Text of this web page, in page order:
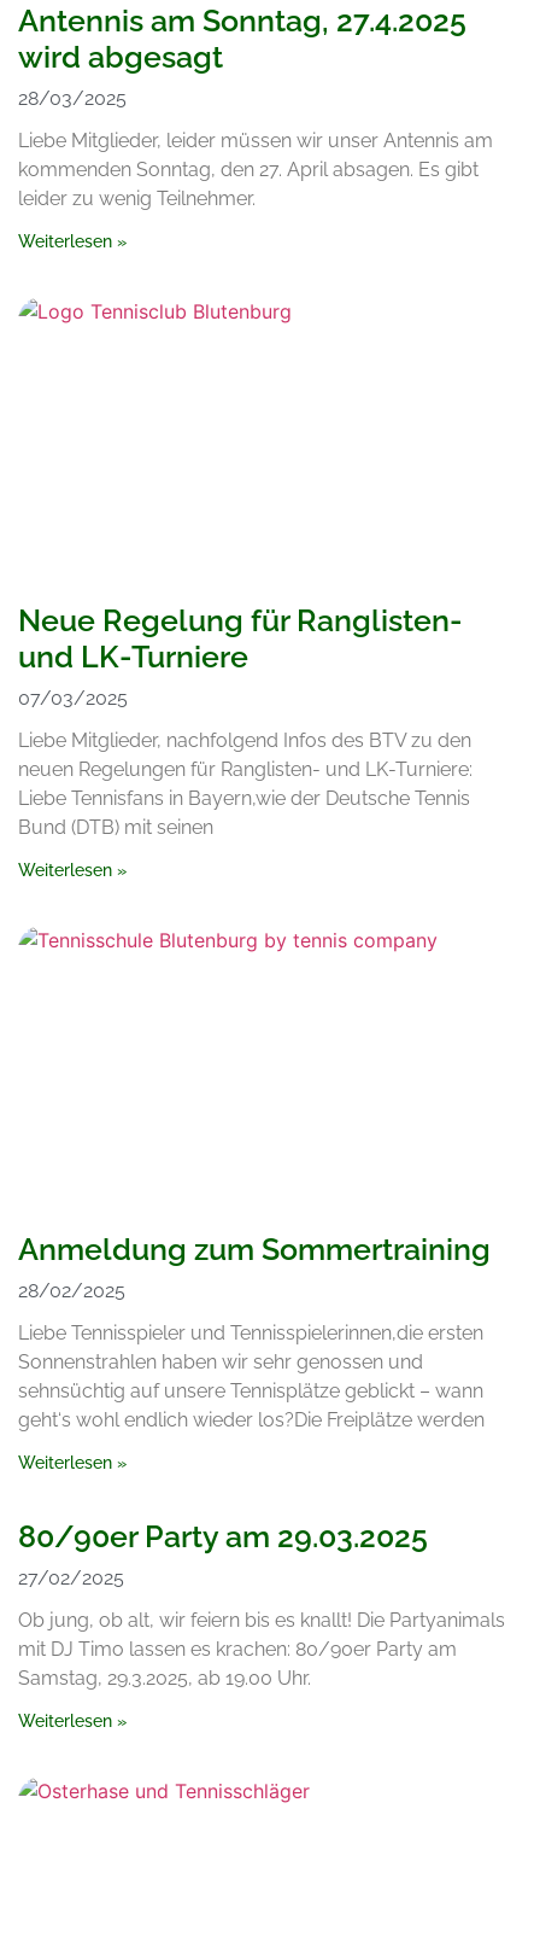
Antennis am Sonntag, 27.4.2025
wird abgesagt
28/03/2025
Liebe Mitglieder, leider müssen wir unser Antennis am
kommenden Sonntag, den 27. April absagen. Es gibt
leider zu wenig Teilnehmer.
Weiterlesen »
Neue Regelung für Ranglisten-
und LK-Turniere
07/03/2025
Liebe Mitglieder, nachfolgend Infos des BTV zu den
neuen Regelungen für Ranglisten- und LK-Turniere:
Liebe Tennisfans in Bayern,wie der Deutsche Tennis
Bund (DTB) mit seinen
Weiterlesen »
Anmeldung zum Sommertraining
28/02/2025
Liebe Tennisspieler und Tennisspielerinnen,die ersten
Sonnenstrahlen haben wir sehr genossen und
sehnsüchtig auf unsere Tennisplätze geblickt – wann
geht‘s wohl endlich wieder los?Die Freiplätze werden
Weiterlesen »
80/90er Party am 29.03.2025
27/02/2025
Ob jung, ob alt, wir feiern bis es knallt! Die Partyanimals
mit DJ Timo lassen es krachen: 80/90er Party am
Samstag, 29.3.2025, ab 19.00 Uhr.
Weiterlesen »